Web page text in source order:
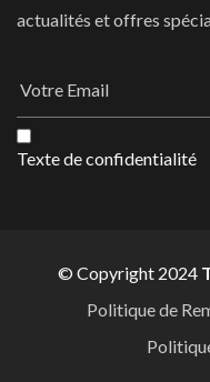
actualités et offres
Texte de confidentialité
© Copyright 2024
Politique de